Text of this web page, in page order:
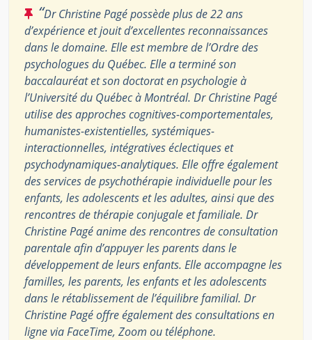
“Dr Christine Pagé possède plus de 22 ans
d’expérience et jouit d’excellentes reconnaissances
dans le domaine. Elle est membre de l’Ordre des
psychologues du Québec. Elle a terminé son
baccalauréat et son doctorat en psychologie à
l’Université du Québec à Montréal. Dr Christine Pagé
utilise des approches cognitives-comportementales,
humanistes-existentielles, systémiques-
interactionnelles, intégratives éclectiques et
psychodynamiques-analytiques. Elle offre également
des services de psychothérapie individuelle pour les
enfants, les adolescents et les adultes, ainsi que des
rencontres de thérapie conjugale et familiale. Dr
Christine Pagé anime des rencontres de consultation
parentale afin d’appuyer les parents dans le
développement de leurs enfants. Elle accompagne les
familles, les parents, les enfants et les adolescents
dans le rétablissement de l’équilibre familial. Dr
Christine Pagé offre également des consultations en
ligne via FaceTime, Zoom ou téléphone.